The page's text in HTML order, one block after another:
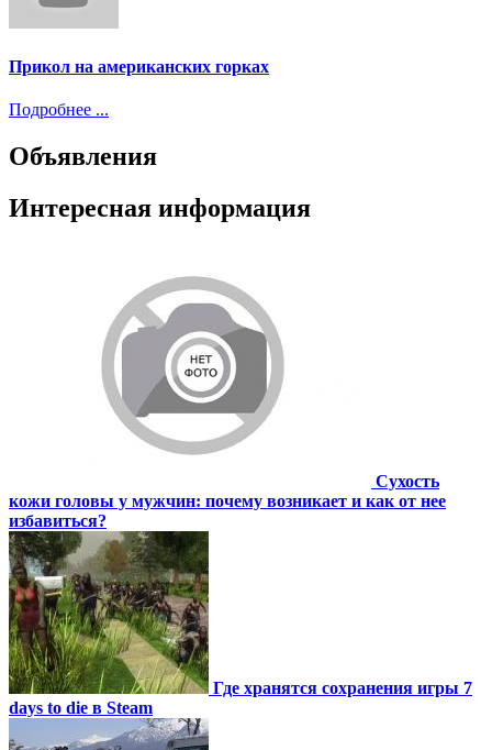
Прикол на американских горках
Подробнее ...
Объявления
Интересная информация
Сухость
кожи головы у мужчин: почему возникает и как от нее
избавиться?
Где хранятся сохранения игры 7
days to die в Steam